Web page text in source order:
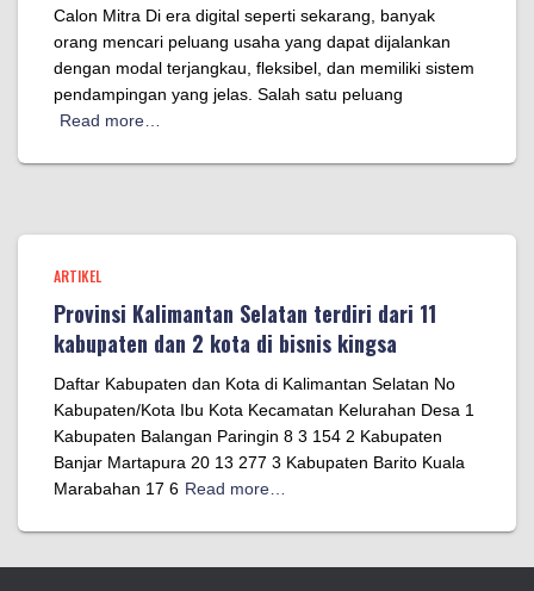
Calon Mitra Di era digital seperti sekarang, banyak
orang mencari peluang usaha yang dapat dijalankan
dengan modal terjangkau, fleksibel, dan memiliki sistem
pendampingan yang jelas. Salah satu peluang
Read more…
ARTIKEL
Provinsi Kalimantan Selatan terdiri dari 11
kabupaten dan 2 kota di bisnis kingsa
Daftar Kabupaten dan Kota di Kalimantan Selatan No
Kabupaten/Kota Ibu Kota Kecamatan Kelurahan Desa 1
Kabupaten Balangan Paringin 8 3 154 2 Kabupaten
Banjar Martapura 20 13 277 3 Kabupaten Barito Kuala
Marabahan 17 6 Read more…